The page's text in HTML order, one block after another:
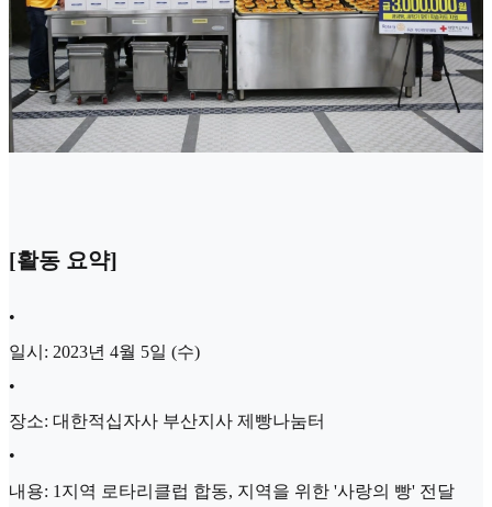
[활동 요약]
•
일시: 2023년 4월 5일 (수)
•
장소: 대한적십자사 부산지사 제빵나눔터
•
내용: 1지역 로타리클럽 합동, 지역을 위한 '사랑의 빵' 전달